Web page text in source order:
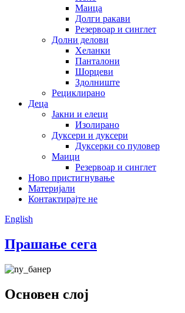
Маица
Долги ракави
Резервоар и синглет
Долни делови
Хеланки
Панталони
Шорцеви
Здолниште
Рециклирано
Деца
Јакни и елеци
Изолирано
Дуксери и дуксери
Дуксерки со пуловер
Маици
Резервоар и синглет
Ново пристигнување
Материјали
Контактирајте не
English
Прашање сега
Основен слој